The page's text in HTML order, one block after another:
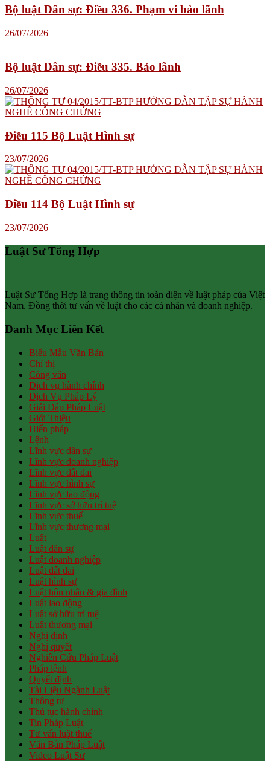
Bộ luật Dân sự: Điều 336. Phạm vi bảo lãnh
26/07/2026
Bộ luật Dân sự: Điều 335. Bảo lãnh
26/07/2026
Điều 115 Bộ Luật Hình sự
23/07/2026
Điều 114 Bộ Luật Hình sự
23/07/2026
Luật Sư Tổng Hợp
Luật Sư Tổng Hợp là trang thông tin toàn diện về luật pháp của Việt
Nam. Đồng thời tư vấn về luật cho các cá nhân và doanh nghiệp.
Danh Mục Liên Kết
Biểu Mẫu Văn Bản
Chỉ thị
Công văn
Dịch vụ hành chính
Dịch Vụ Pháp Lý
Giải Đáp Pháp Luật
Giới Thiệu
Hiến pháp
Lệnh
Lĩnh vực dân sự
Lĩnh vực doanh nghiệp
Lĩnh vực đất đai
Lĩnh vực hình sự
Lĩnh vực lao động
Lĩnh vực sở hữu trí tuệ
Lĩnh vực thuế
Lĩnh vực thương mại
Luật
Luật dân sự
Luật doanh nghiệp
Luật đất đai
Luật hình sự
Luật hôn nhân & gia đình
Luật lao động
Luật sở hữu trí tuệ
Luật thương mại
Nghị định
Nghị quyết
Nghiên Cứu Pháp Luật
Pháp lệnh
Quyết định
Tài Liệu Ngành Luật
Thông tư
Thủ tục hành chính
Tin Pháp Luật
Tư vấn luật thuế
Văn Bản Pháp Luật
Video Luật Sư